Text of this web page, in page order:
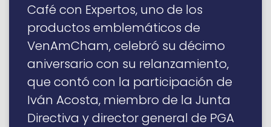
Café con Expertos, uno de los
productos emblemáticos de
VenAmCham, celebró su décimo
aniversario con su relanzamiento,
que contó con la participación de
Iván Acosta, miembro de la Junta
Directiva y director general de PGA